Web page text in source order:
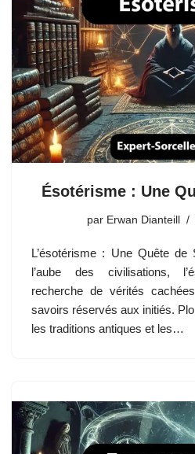
Ésotérisme : Une
par Erwan Dianteill
L’ésotérisme : Une Quête de
l’aube des civilisations,
recherche de vérités
savoirs réservés aux initiés.
les traditions antiques et les…